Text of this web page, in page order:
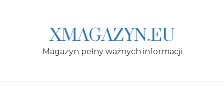
XMAGAZYN.EU
Magazyn pełny ważnych informacji